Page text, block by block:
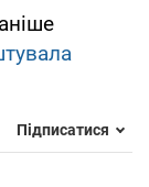
Підписатися